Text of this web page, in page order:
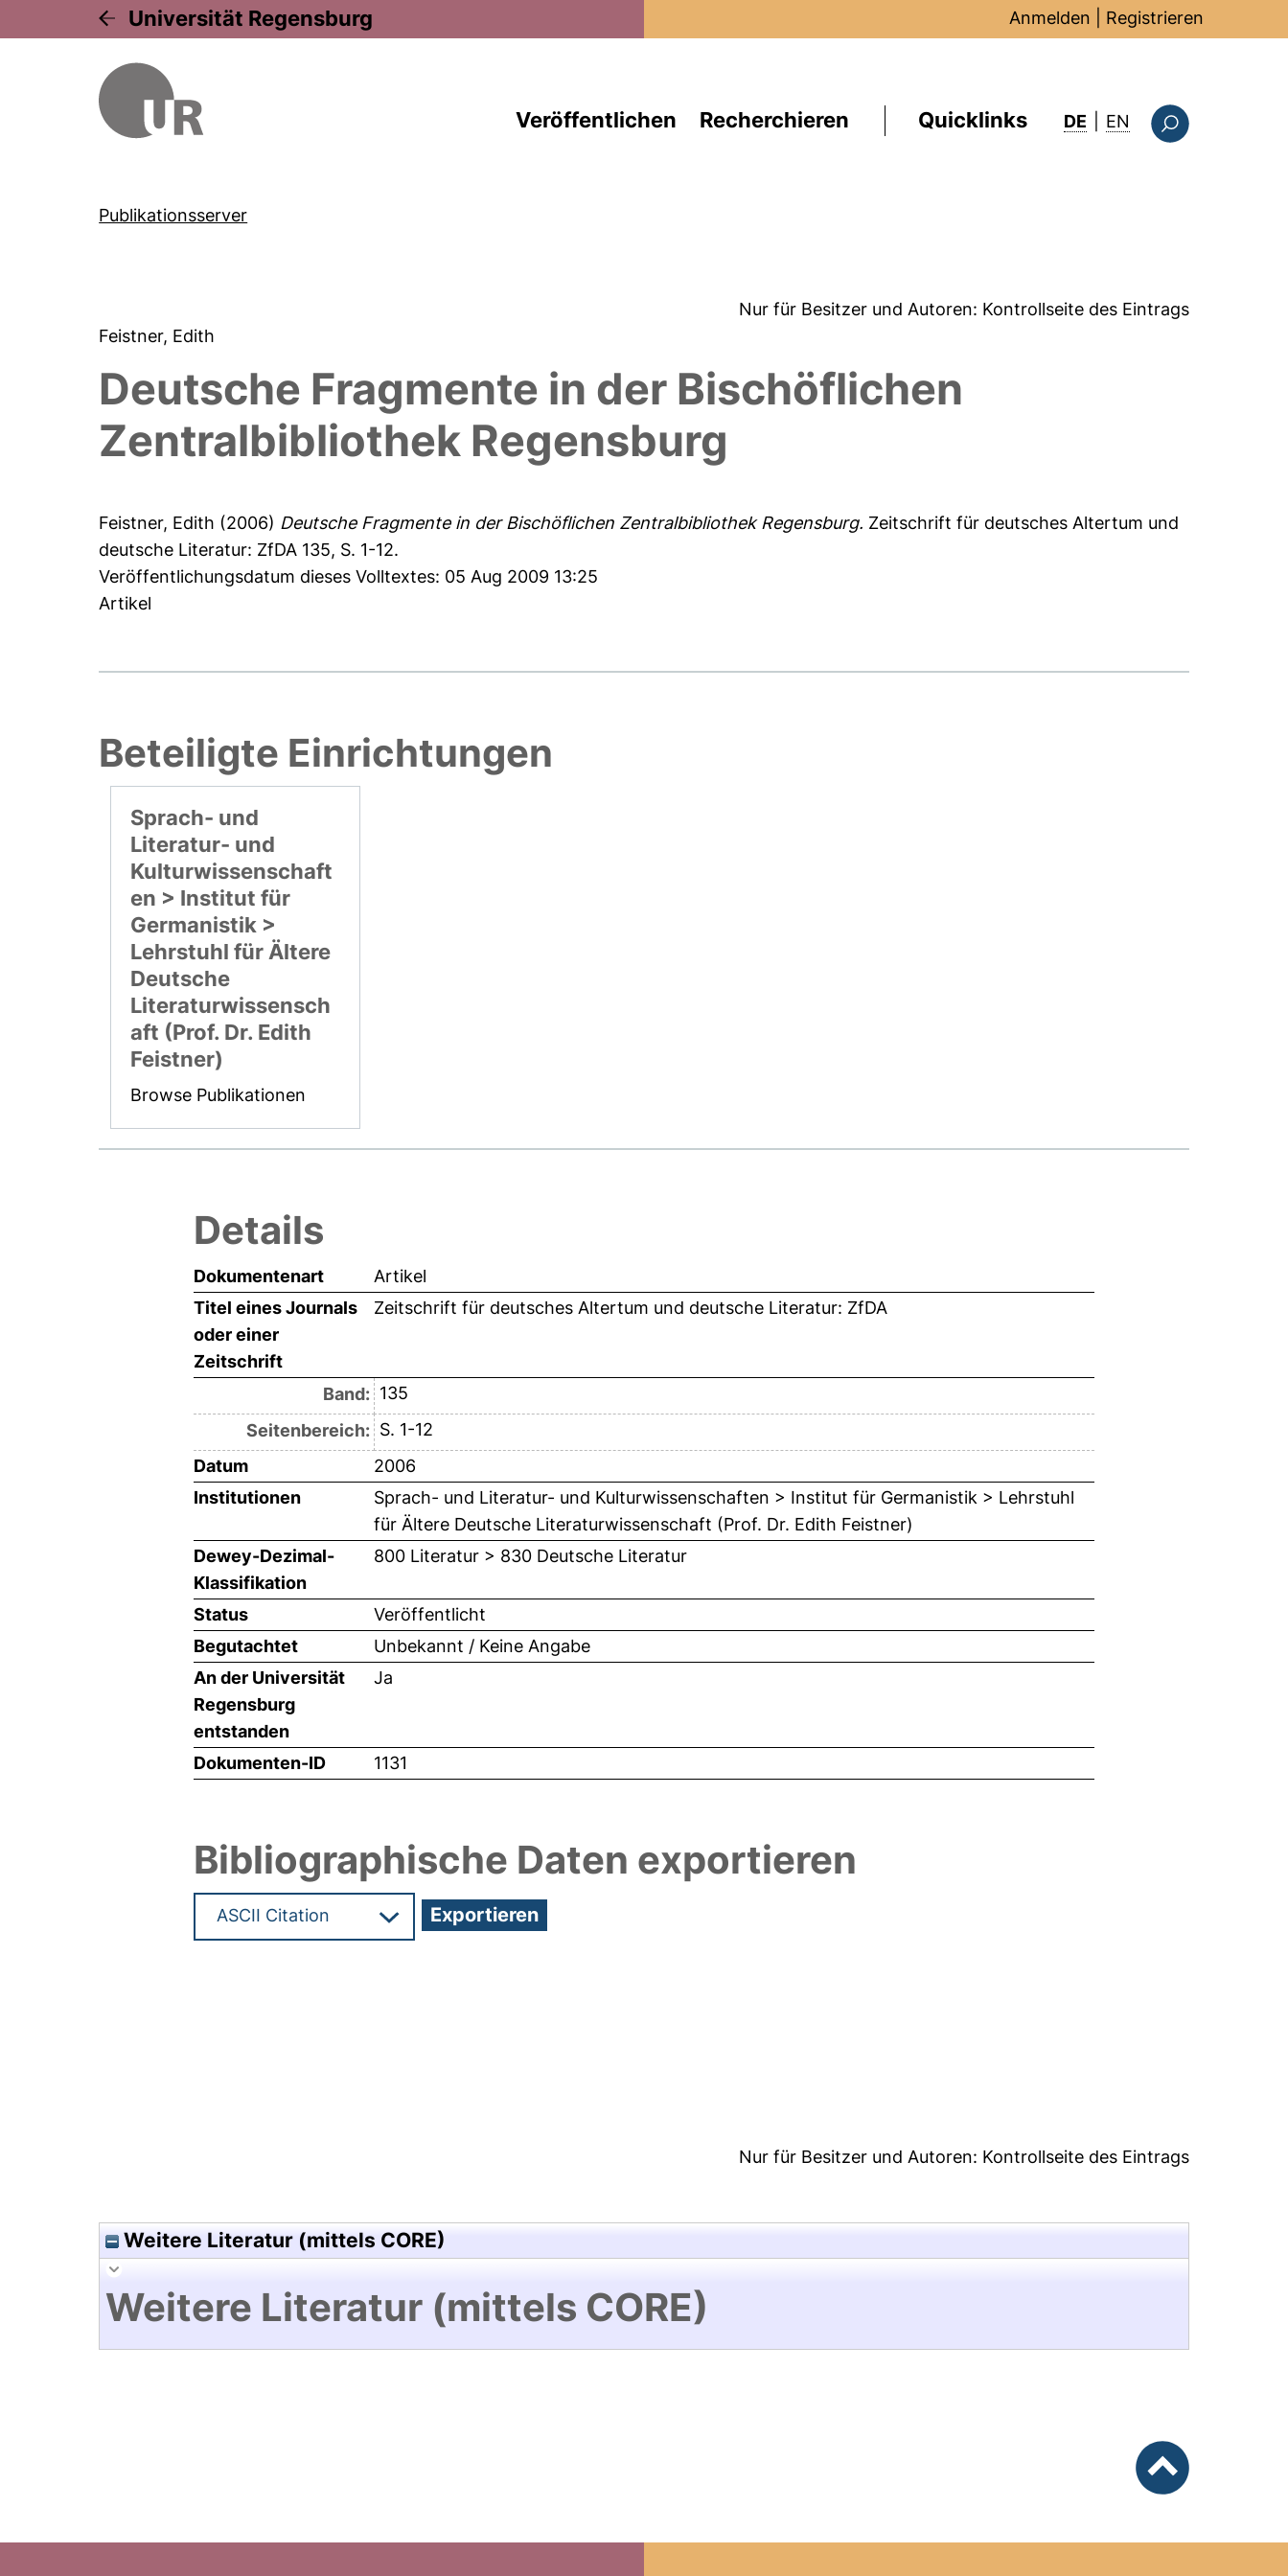
Universität Regensburg Anmelden Registrieren
Veröffentlichen Recherchieren Quicklinks DE EN : this page in
Publikationsserver
Nur für Besitzer und Autoren: Kontrollseite des Eintrags
Feistner, Edith
Deutsche Fragmente in der Bischöflichen
Zentralbibliothek Regensburg
Feistner, Edith (2006) Deutsche Fragmente in der Bischöflichen Zentralbibliothek Regensburg. Zeitschrift für deutsches Altertum und
deutsche Literatur: ZfDA 135, S. 1-12.
Veröffentlichungsdatum dieses Volltextes: 05 Aug 2009 13:25
Artikel
Beteiligte Einrichtungen
Sprach- und
Literatur- und
Kulturwissenschaft
en > Institut für
Germanistik >
Lehrstuhl für Ältere
Deutsche
Literaturwissensch
aft (Prof. Dr. Edith
Feistner)
Browse Publikationen
Details
Dokumentenart
Artikel
Titel eines Journals
oder einer
Zeitschrift
Zeitschrift für deutsches Altertum und deutsche Literatur: ZfDA
Band: 135
Seitenbereich: S. 1-12
Datum
2006
Institutionen
Sprach- und Literatur- und Kulturwissenschaften > Institut für Germanistik > Lehrstuhl
für Ältere Deutsche Literaturwissenschaft (Prof. Dr. Edith Feistner)
Dewey-Dezimal-
Klassifikation
800 Literatur > 830 Deutsche Literatur
Status
Veröffentlicht
Begutachtet
Unbekannt / Keine Angabe
An der Universität
Regensburg
entstanden
Ja
Dokumenten-ID 1131
Bibliographische Daten exportieren
Nur für Besitzer und Autoren: Kontrollseite des Eintrags
Weitere Literatur (mittels CORE)
Weitere Literatur (mittels CORE)